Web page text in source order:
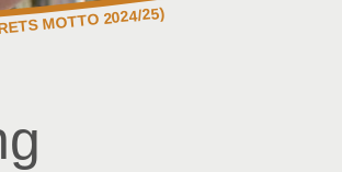
MOTTO 2024/25)